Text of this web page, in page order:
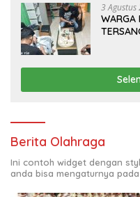
3 Agustus
WARGA
Berita Olahraga
Ini contoh widget dengan
anda bisa mengaturnya